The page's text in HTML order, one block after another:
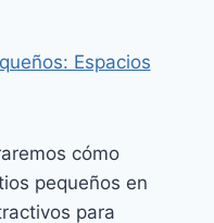
Espacios
cómo
pequeños en
para